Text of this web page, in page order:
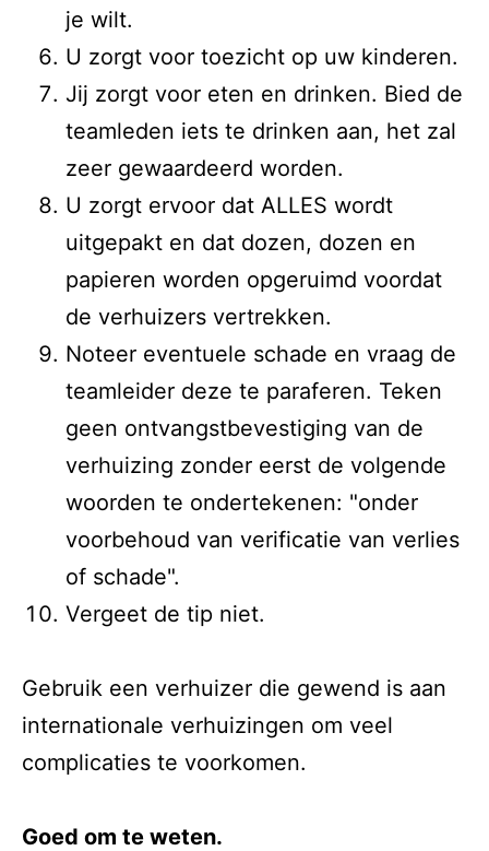
je wilt.
U zorgt voor toezicht op uw kinderen.
Jij zorgt voor eten en drinken. Bied de
teamleden iets te drinken aan, het zal
zeer gewaardeerd worden.
U zorgt ervoor dat ALLES wordt
uitgepakt en dat dozen, dozen en
papieren worden opgeruimd voordat
de verhuizers vertrekken.
Noteer eventuele schade en vraag de
teamleider deze te paraferen. Teken
geen ontvangstbevestiging van de
verhuizing zonder eerst de volgende
woorden te ondertekenen: "onder
voorbehoud van verificatie van verlies
of schade".
Vergeet de tip niet.
Gebruik een verhuizer die gewend is aan
internationale verhuizingen om veel
complicaties te voorkomen.
Goed om te weten.